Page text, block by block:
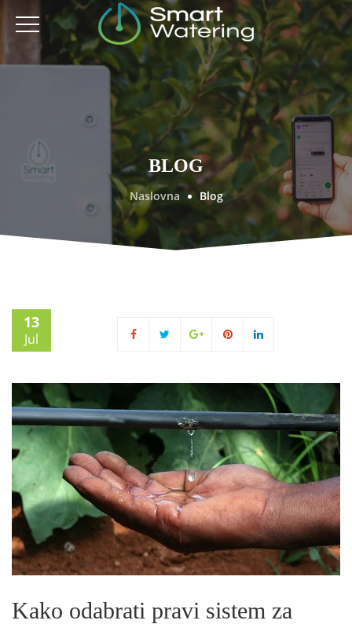
BLOG
Naslovna Blog
13
Jul
Kako odabrati pravi sistem za